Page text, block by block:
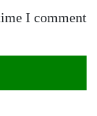
I comment.